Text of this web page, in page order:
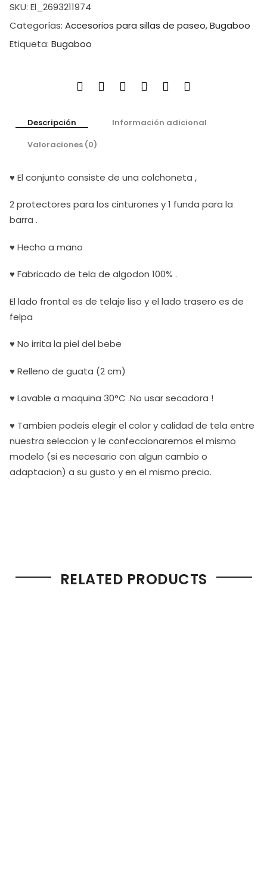
SKU: El_2693211974
Categorías: Accesorios para sillas de paseo,Bugaboo
Etiqueta: Bugaboo
Descripción
Información adicional
Valoraciones (0)
♥ El conjunto consiste de una colchoneta ,
2 protectores para los cinturones y 1 funda para la
barra .
♥ Hecho a mano
♥ Fabricado de tela de algodon 100% .
El lado frontal es de telaje liso y el lado trasero es de
felpa
♥ No irrita la piel del bebe
♥ Relleno de guata (2 cm)
♥ Lavable a maquina 30°C .No usar secadora !
♥ Tambien podeis elegir el color y calidad de tela entre
nuestra seleccion y le confeccionaremos el mismo
modelo (si es necesario con algun cambio o
adaptacion) a su gusto y en el mismo precio.
RELATED PRODUCTS